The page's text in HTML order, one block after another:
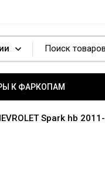
К ФАРКОПАМ
Spark hb 2011-